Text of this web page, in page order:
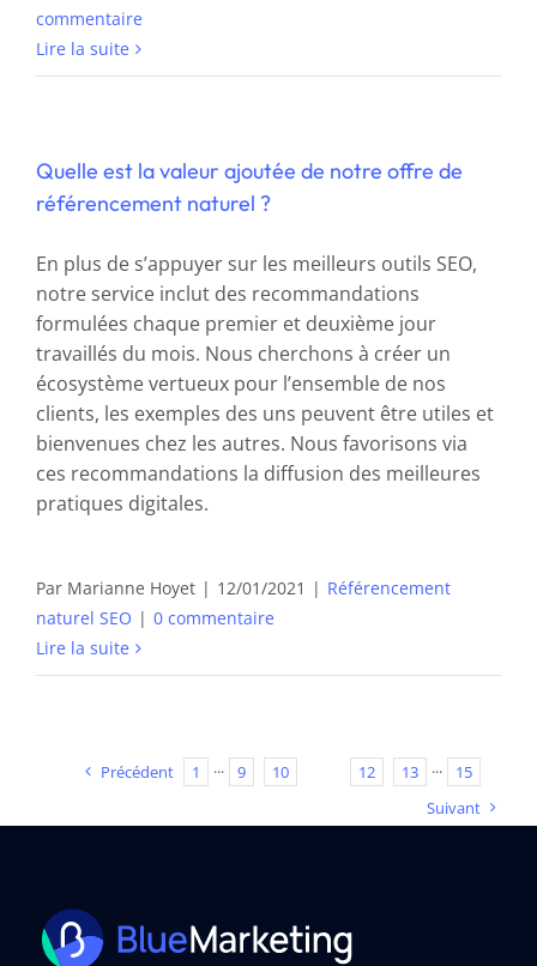
commentaire
Lire la suite
Quelle est la valeur ajoutée de notre offre de
référencement naturel ?
En plus de s’appuyer sur les meilleurs outils SEO,
notre service inclut des recommandations
formulées chaque premier et deuxième jour
travaillés du mois. Nous cherchons à créer un
écosystème vertueux pour l’ensemble de nos
clients, les exemples des uns peuvent être utiles et
bienvenues chez les autres. Nous favorisons via
ces recommandations la diffusion des meilleures
pratiques digitales.
Par Marianne Hoyet | 12/01/2021 | Référencement
naturel SEO | 0 commentaire
Lire la suite
Précédent 1 ··· 9 10 12 13 ···
15
Suivant